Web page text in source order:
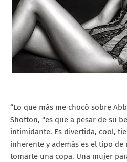
“Lo que más me chocó sobre
Shotton, “es que a pesar de su
intimidante. Es divertida, cool,
inherente y además es el tipo
tomarte una copa. Una mujer